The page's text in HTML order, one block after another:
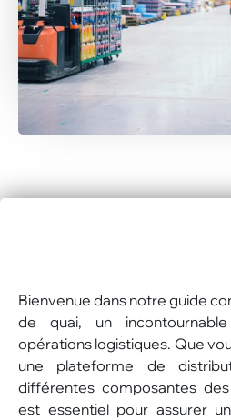
Bienvenue dans notre guide
de quai, un
opérations logistiques. Que
une plateforme de
différentes composantes
est essentiel pour assurer